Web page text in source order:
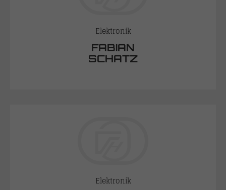
Elektronik
FABIAN
SCHATZ
Elektronik